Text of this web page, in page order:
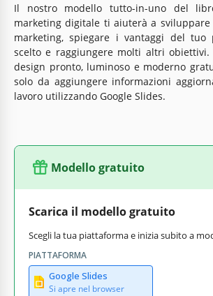
Il nostro modello tutto-in-uno del
marketing digitale ti aiuterà a
marketing, spiegare i vantaggi del tuo
scelto e raggiungere molti altri
design pronto, luminoso e moderno
solo da aggiungere informazioni
lavoro utilizzando Google Slides.
Modello gratuito
Scarica il modello gratuito
Scegli la tua piattaforma e inizia subito a
PIATTAFORMA
Google Slides
Si apre nel browser